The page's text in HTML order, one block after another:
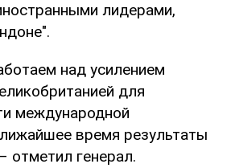
лидерами,
над усилением
для
международной
время результаты
отметил генерал.